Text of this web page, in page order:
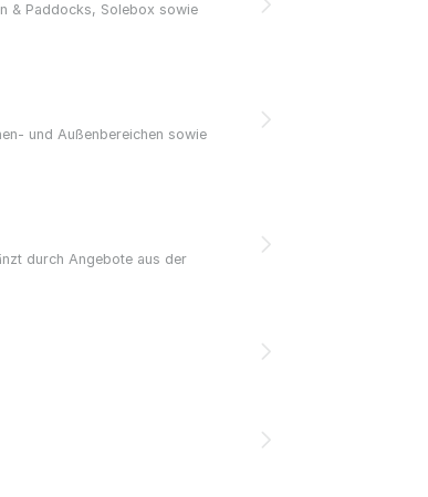
& Paddocks, Solebox sowie
und Außenbereichen sowie
durch Angebote aus der